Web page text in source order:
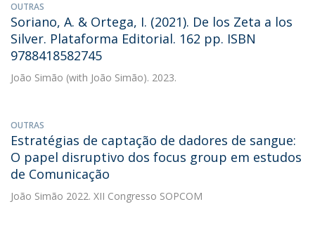
OUTRAS
Soriano, A. & Ortega, I. (2021). De los Zeta a los
Silver. Plataforma Editorial. 162 pp. ISBN
9788418582745
João Simão (with João Simão). 2023.
OUTRAS
Estratégias de captação de dadores de sangue:
O papel disruptivo dos focus group em estudos
de Comunicação
João Simão 2022. XII Congresso SOPCOM